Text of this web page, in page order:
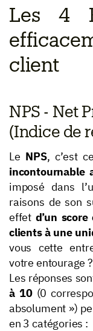
Les 4
client
NPS - Net
(Indice de
Le NPS, c’est
incontournable
imposé dans
raisons de son
effet d’un
clientsà une
vous cette
votre entourage
Les réponses
à 10 (0
absolument »)
en 3 catégories :